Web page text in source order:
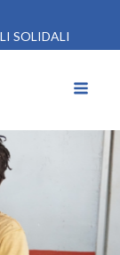
SOLIDALI